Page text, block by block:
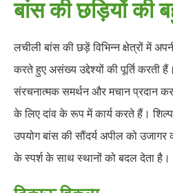
बांस की छड़ियों की
लचीली बांस की छड़ें विभिन्न क्षेत्रों में
करते हुए असंख्य उद्देश्यों की पूर्ति करती
संरचनात्मक समर्थन और मचान प्रदान
के लिए दांव के रूप में कार्य करते हैं।
उपयोग बांस की सौंदर्य अपील को
के स्पर्श के साथ स्थानों को बदल देता है।